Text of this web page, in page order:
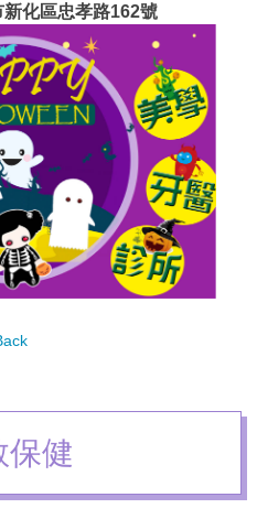
保健
化區忠孝路162號